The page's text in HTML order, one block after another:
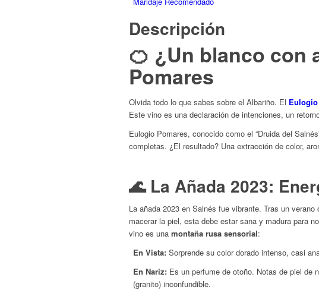
Descripción
🍊 ¿Un blanco con
Pomares
Olvida todo lo que sabes sobre el Albariño. El
Este vino es una declaración de intenciones, un
Eulogio Pomares, conocido como el “Druida del
completas. ¿El resultado? Una extracción de color,
🌊 La Añada 2023:
La añada 2023 en Salnés fue vibrante. Tras un
macerar la piel, esta debe estar sana y madura para
vino es una montaña rusa sensorial:
En Vista: Sorprende su color dorado intenso, casi
En Nariz: Es un perfume de otoño. Notas de piel de
(granito) inconfundible.